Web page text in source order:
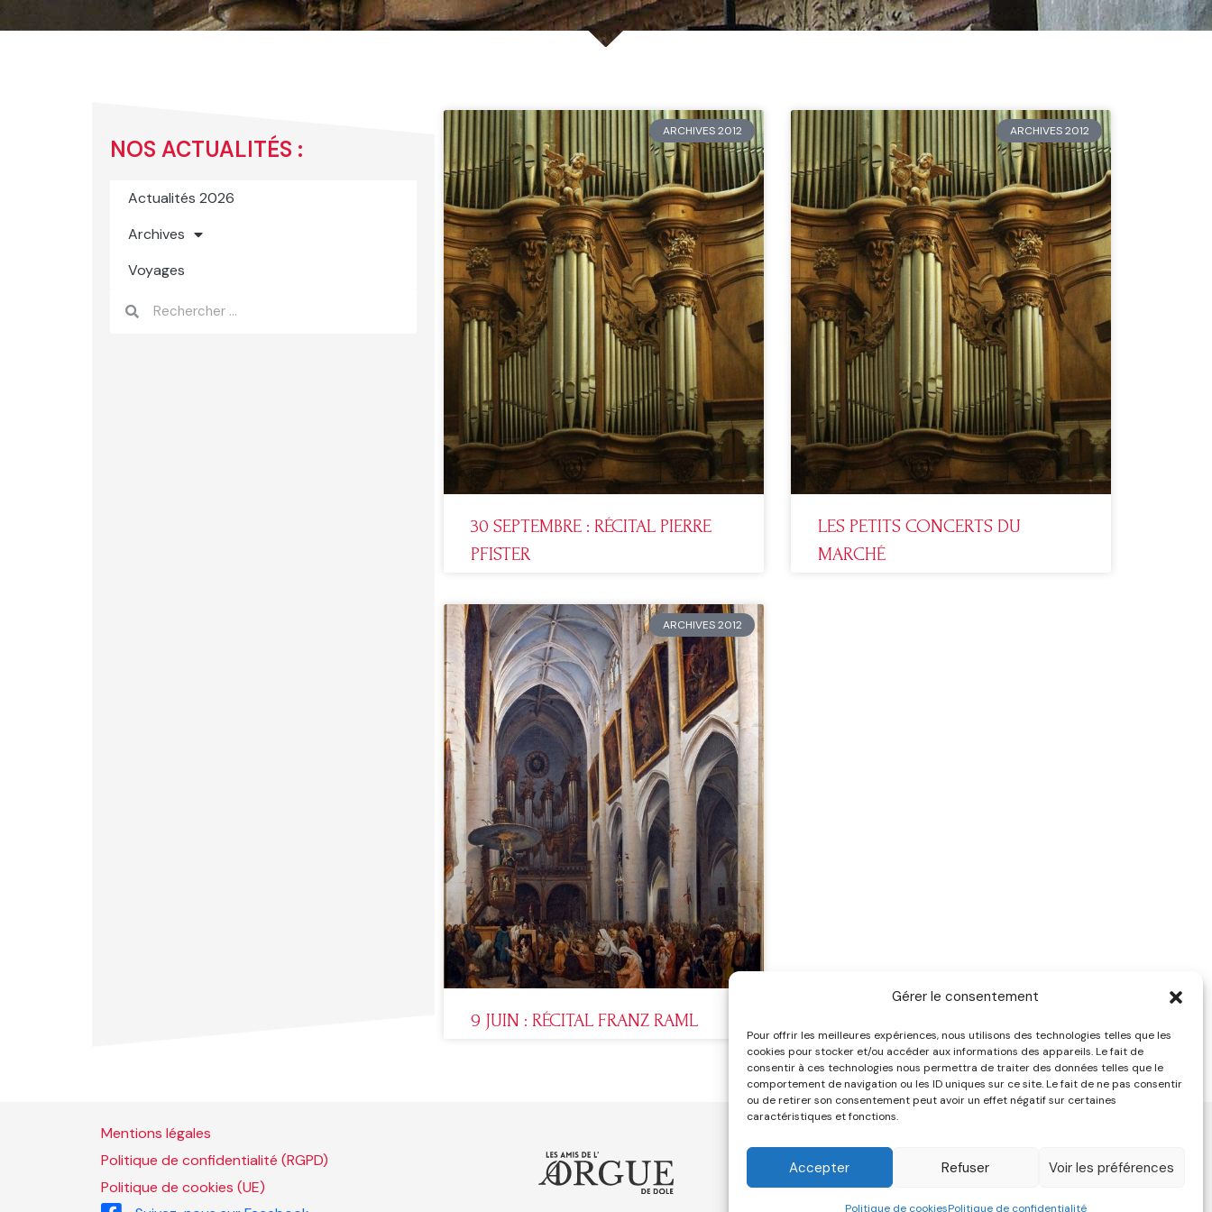
Gérer le consentement
Pour offrir les meilleures expériences, nous utilisons des technologies telles que les
cookies pour stocker et/ou accéder aux informations des appareils. Le fait de
consentir à ces technologies nous permettra de traiter des données telles que le
comportement de navigation ou les ID uniques sur ce site. Le fait de ne pas consentir
ou de retirer son consentement peut avoir un effet négatif sur certaines
caractéristiques et fonctions.
Accepter Refuser Voir les préférences
Politique de cookiesPolitique de confidentialité
NOS ACTUALITÉS :
Actualités 2026
Archives
Voyages
ARCHIVES 2012
30 SEPTEMBRE : RÉCITAL PIERRE
PFISTER
ARCHIVES 2012
LES PETITS CONCERTS DU
MARCHÉ
ARCHIVES 2012
9 JUIN : RÉCITAL FRANZ RAML
Mentions légales
Politique de confidentialité (RGPD)
Politique de cookies (UE)
Réalisation :Ancre Rouge